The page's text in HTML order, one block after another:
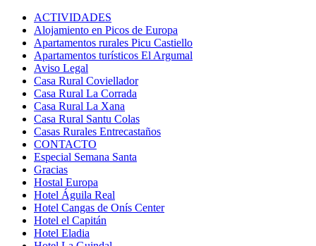
ACTIVIDADES
Alojamiento en Picos de Europa
Apartamentos rurales Picu Castiello
Apartamentos turísticos El Argumal
Aviso Legal
Casa Rural Coviellador
Casa Rural La Corrada
Casa Rural La Xana
Casa Rural Santu Colas
Casas Rurales Entrecastaños
CONTACTO
Especial Semana Santa
Gracias
Hostal Europa
Hotel Águila Real
Hotel Cangas de Onís Center
Hotel el Capitán
Hotel Eladia